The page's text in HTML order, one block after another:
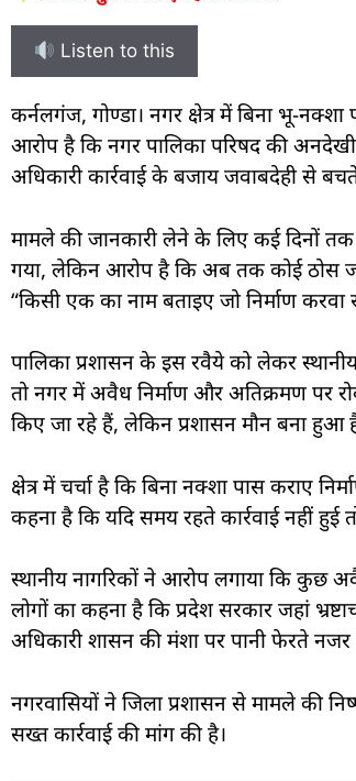
Listen to this
कर्नलगंज, गोण्डा। नगर क्षेत्र में बिना भू-
आरोप है कि नगर पालिका परिषद की
अधिकारी कार्रवाई के बजाय जवाबदेही से
मामले की जानकारी लेने के लिए कई दिनों तक
गया, लेकिन आरोप है कि अब तक कोई ठोस
“किसी एक का नाम बताइए जो निर्माण करवा
पालिका प्रशासन के इस रवैये को लेकर
तो नगर में अवैध निर्माण और अतिक्रमण पर
किए जा रहे हैं, लेकिन प्रशासन मौन बना हुआ
क्षेत्र में चर्चा है कि बिना नक्शा पास कराए
कहना है कि यदि समय रहते कार्रवाई नहीं
स्थानीय नागरिकों ने आरोप लगाया कि कुछ
लोगों का कहना है कि प्रदेश सरकार जहां
अधिकारी शासन की मंशा पर पानी फेरते
नगरवासियों ने जिला प्रशासन से मामले की
सख्त कार्रवाई की मांग की है।